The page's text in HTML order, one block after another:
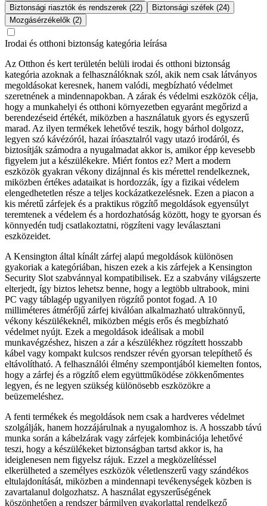
Biztonsági riasztók és rendszerek (22)
Biztonsági széfek (24)
Mozgásérzékelők (2)
Irodai és otthoni biztonság kategória leírása
Az Otthon és kert területén belüli irodai és otthoni biztonság
kategória azoknak a felhasználóknak szól, akik nem csak látványos
megoldásokat keresnek, hanem valódi, megbízható védelmet
szeretnének a mindennapokban. A zárak és védelmi eszközök célja,
hogy a munkahelyi és otthoni környezetben egyaránt megőrizd a
berendezéseid értékét, miközben a használatuk gyors és egyszerű
marad. Az ilyen termékek lehetővé teszik, hogy bárhol dolgozz,
legyen szó kávézóról, hazai íróasztalról vagy utazó irodáról, és
biztosítják számodra a nyugalmadat akkor is, amikor épp kevesebb
figyelem jut a készülékekre. Miért fontos ez? Mert a modern
eszközök gyakran vékony dizájnnal és kis mérettel rendelkeznek,
miközben értékes adataikat is hordozzák, így a fizikai védelem
elengedhetetlen része a teljes kockázatkezelésnek. Ezen a piacon a
kis méretű zárfejek és a praktikus rögzítő megoldások egyensúlyt
teremtenek a védelem és a hordozhatóság között, hogy te gyorsan és
könnyedén tudj csatlakoztatni, rögzíteni vagy leválasztani
eszközeidet.
A Kensington által kínált zárfej alapú megoldások különösen
gyakoriak a kategóriában, hiszen ezek a kis zárfejek a Kensington
Security Slot szabvánnyal kompatibilisek. Ez a szabvány világszerte
elterjedt, így biztos lehetsz benne, hogy a legtöbb ultrabook, mini
PC vagy táblagép ugyanilyen rögzítő pontot fogad. A 10
milliméteres átmérőjű zárfej kiválóan alkalmazható ultrakönnyű,
vékony készülékeknél, miközben mégis erős és megbízható
védelmet nyújt. Ezek a megoldások ideálisak a mobil
munkavégzéshez, hiszen a zár a készülékhez rögzített hosszabb
kábel vagy kompakt kulcsos rendszer révén gyorsan telepíthető és
eltávolítható. A felhasználói élmény szempontjából kiemelten fontos,
hogy a zárfej és a rögzítő elem együttműködése zökkenőmentes
legyen, és ne legyen szükség különösebb eszközökre a
beüzemeléshez.
A fenti termékek és megoldások nem csak a hardveres védelmet
szolgálják, hanem hozzájárulnak a nyugalomhoz is. A hosszabb távú
munka során a kábelzárak vagy zárfejek kombinációja lehetővé
teszi, hogy a készülékeket biztonságban tartsd akkor is, ha
ideiglenesen nem figyelsz rájuk. Ezzel a megközelítéssel
elkerülheted a személyes eszközök véletlenszerű vagy szándékos
eltulajdonítását, miközben a mindennapi tevékenységek közben is
zavartalanul dolgozhatsz. A használat egyszerűségének
köszönhetően a rendszer bármilyen gyakorlattal rendelkező